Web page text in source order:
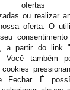
E
DE
ofertas
ou realizar
oferta. O
a partir do link
Você também
Fechar. É